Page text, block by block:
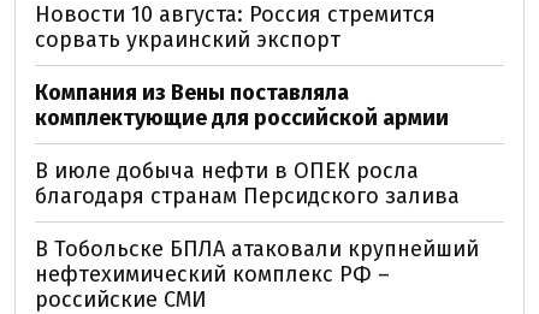
Новости 10 августа: Россия стремится
сорвать украинский экспорт
Компания из Вены поставляла
комплектующие для российской армии
В июле добыча нефти в ОПЕК росла
благодаря странам Персидского залива
В Тобольске БПЛА атаковали крупнейший
нефтехимический комплекс РФ –
российские СМИ